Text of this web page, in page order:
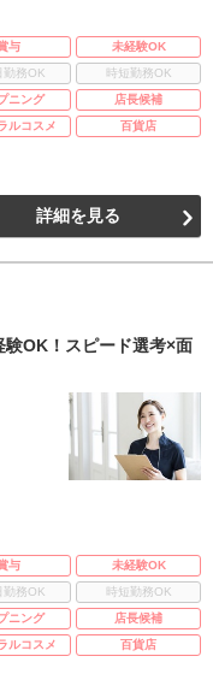
与
未経験OK
勤務OK
時短勤務OK
ニング
店長候補
ルコスメ 百貨店
詳細を見る
験OK！スピード選考×面
与
未経験OK
勤務OK
時短勤務OK
ニング
店長候補
ルコスメ 百貨店